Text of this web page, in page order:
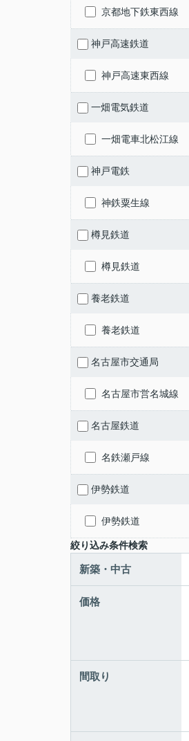
京都地下鉄東西線
神戸高速鉄道
神戸高速東西線
一畑電気鉄道
一畑電車北松江線
神戸電鉄
神鉄粟生線
樽見鉄道
樽見鉄道
養老鉄道
養老鉄道
名古屋市交通局
名古屋市営名城線
名古屋鉄道
名鉄瀬戸線
伊勢鉄道
伊勢鉄道
絞り込み条件検索
新築・中古
価格
間取り